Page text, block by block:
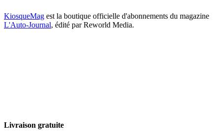
KiosqueMag est la boutique officielle d'abonnements du magazine
L'Auto-Journal, édité par Reworld Media.
Livraison gratuite